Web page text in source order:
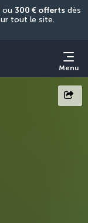
ou 300 € offerts dès
Menu